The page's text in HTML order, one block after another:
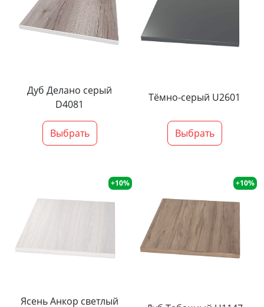
Дуб Делано серый
D4081
Выбрать
Тёмно-серый U2601
Выбрать
+10%
Ясень Анкор светлый
+10%